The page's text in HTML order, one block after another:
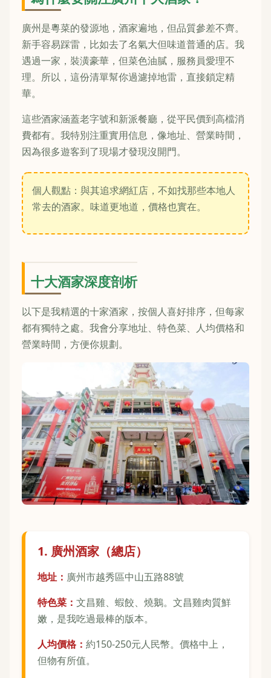
廣州是粵菜的發源地，酒家遍地，但品質參差不齊。
新手容易踩雷，比如去了名氣大但味道普通的店。我
遇過一家，裝潢豪華，但菜色油膩，服務員愛理不
理。所以，這份清單幫你過濾掉地雷，直接鎖定精
華。
這些酒家涵蓋老字號和新派餐廳，從平民價到高檔消
費都有。我特別注重實用信息，像地址、營業時間，
因為很多遊客到了現場才發現沒開門。
個人觀點：與其追求網紅店，不如找那些本地人
常去的酒家。味道更地道，價格也實在。
十大酒家深度剖析
以下是我精選的十家酒家，按個人喜好排序，但每家
都有獨特之處。我會分享地址、特色菜、人均價格和
營業時間，方便你規劃。
1. 廣州酒家（總店）
地址： 廣州市越秀區中山五路88號
特色菜： 文昌雞、蝦餃、燒鵝。文昌雞肉質鮮
嫩，是我吃過最棒的版本。
人均價格： 約150-250元人民幣。價格中上，
但物有所值。